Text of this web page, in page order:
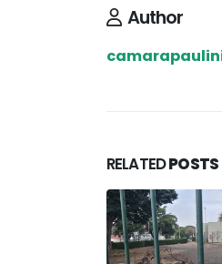
Author
RELATEDPOSTS